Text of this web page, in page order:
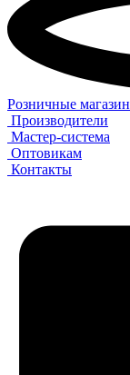
Розничные
Производители
Мастер-система
Оптовикам
Контакты